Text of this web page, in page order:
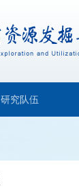
研究队伍